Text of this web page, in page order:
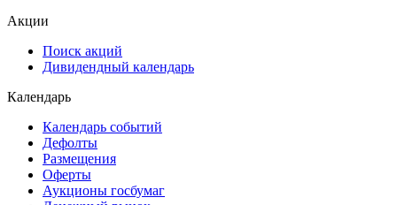
Акции
Поиск акций
Дивидендный календарь
Календарь
Календарь событий
Дефолты
Размещения
Оферты
Аукционы госбумаг